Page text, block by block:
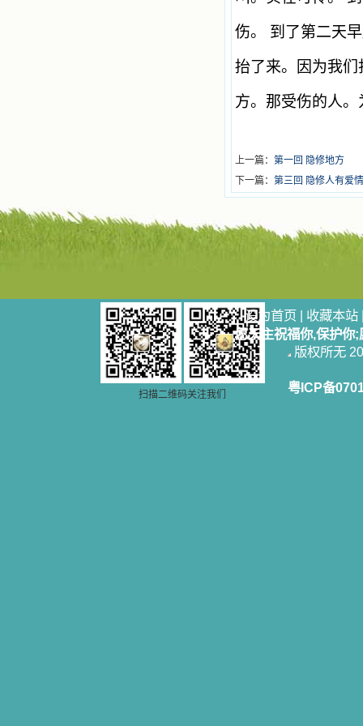
伤。 到了第二天
抬了来。因为我
方。那受伤的人
上一篇： 第一回 隐修地方
下一篇： 第三回 隐修人有爱情
扫描二维码关注我们
设为首页 | 收藏本站
愿天主祝福你,保护你
版权所无
粤ICP备